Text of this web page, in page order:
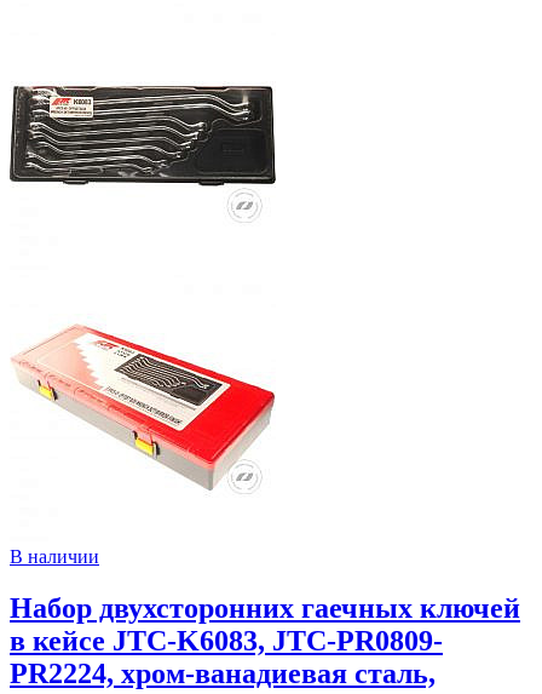
В наличии
Набор двухсторонних гаечных ключей
в кейсе JTC-K6083, JTC-PR0809-
PR2224, хром-ванадиевая сталь,